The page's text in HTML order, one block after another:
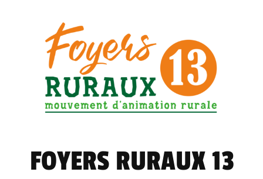
FOYERS RURAUX 13